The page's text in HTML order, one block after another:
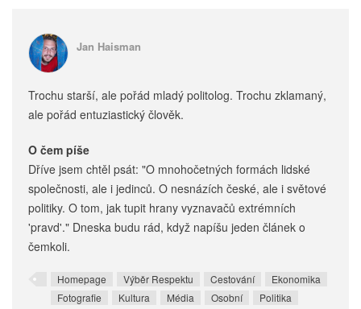
Jan Haisman
Trochu starší, ale pořád mladý politolog. Trochu zklamaný,
ale pořád entuziastický člověk.
O čem píše
Dříve jsem chtěl psát: "O mnohočetných formách lidské
společnosti, ale i jedinců. O nesnázích české, ale i světové
politiky. O tom, jak tupit hrany vyznavačů extrémních
'pravd'." Dneska budu rád, když napíšu jeden článek o
čemkoli.
Homepage Výběr Respektu Cestování
Ekonomika
Fotografie
Kultura Média Osobní Politika